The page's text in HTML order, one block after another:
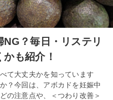
？毎日・リステリ
も紹介！
て大丈夫かを知っています
？今回は、アボカドを妊娠中
の注意点や、＜つわり改善＞